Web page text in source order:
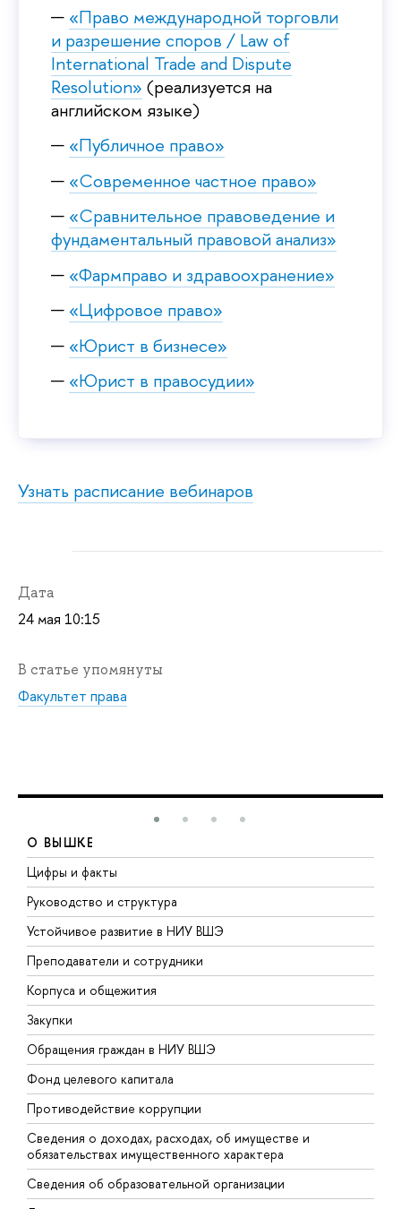
«Право международной торговли
и разрешение споров / Law of
International Trade and Dispute
Resolution» (реализуется на
английском языке)
«Публичное право»
«Современное частное право»
«Сравнительное правоведение и
фундаментальный правовой анализ»
«Фармправо и здравоохранение»
«Цифровое право»
«Юрист в бизнесе»
«Юрист в правосудии»
Узнать расписание вебинаров
Дата
24 мая 10:15
В статье упомянуты
Факультет права
О ВЫШКЕ
Цифры и факты
Руководство и структура
Устойчивое развитие в НИУ ВШЭ
Преподаватели и сотрудники
Корпуса и общежития
Закупки
Обращения граждан в НИУ ВШЭ
Фонд целевого капитала
Противодействие коррупции
Сведения о доходах, расходах, об имуществе и
обязательствах имущественного характера
Сведения об образовательной организации